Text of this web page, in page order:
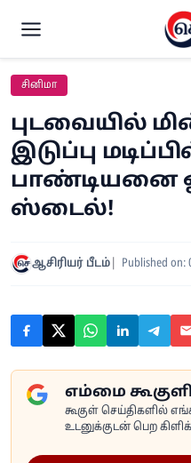
சினிமா
புடவையில்
இடுப்பு
பாண்டியனை
ஸ்டைல்!
ஆசிரியர் பீடம் Published on:
எம்மை
கூகுள் செய்திகளில்
உடனுக்குடன் பெற